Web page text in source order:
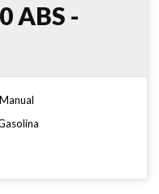
ABS -
Manual